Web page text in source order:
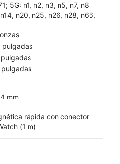
5G: n1, n2, n3, n5, n7, n8,
n14, n20, n25, n26, n28, n66,
pulgadas
pulgadas
pulgadas
mm
rápida con conector
(1 m)